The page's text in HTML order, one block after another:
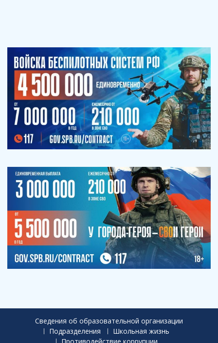
Сведения об образовательной организации
Подразделения
Школьная жизнь
Противодействие коррупции